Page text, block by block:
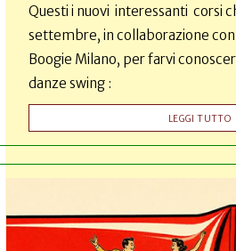
Questi i nuovi interessanti corsi
settembre, in collaborazione con
Boogie Milano, per farvi
danze swing :
LEGGI TUTTO